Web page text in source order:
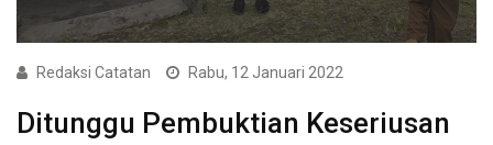
Redaksi Catatan Rabu, 12 Januari 2022
Ditunggu Pembuktian Keseriusan